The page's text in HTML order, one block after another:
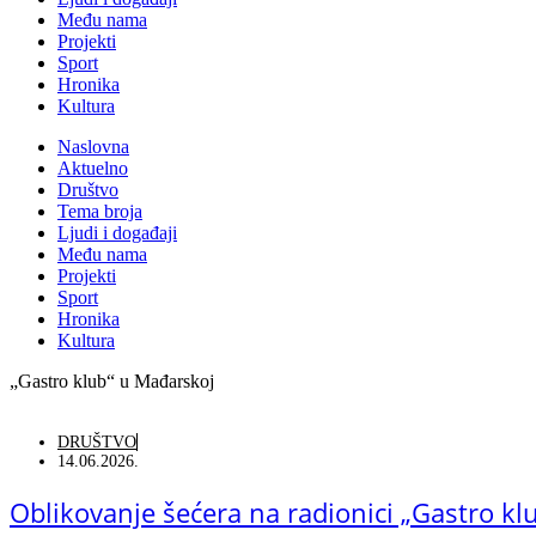
Među nama
Projekti
Sport
Hronika
Kultura
Naslovna
Aktuelno
Društvo
Tema broja
Ljudi i događaji
Među nama
Projekti
Sport
Hronika
Kultura
„Gastro klub“ u Mađarskoj
DRUŠTVO
14.06.2026.
Oblikovanje šećera na radionici „Gastro